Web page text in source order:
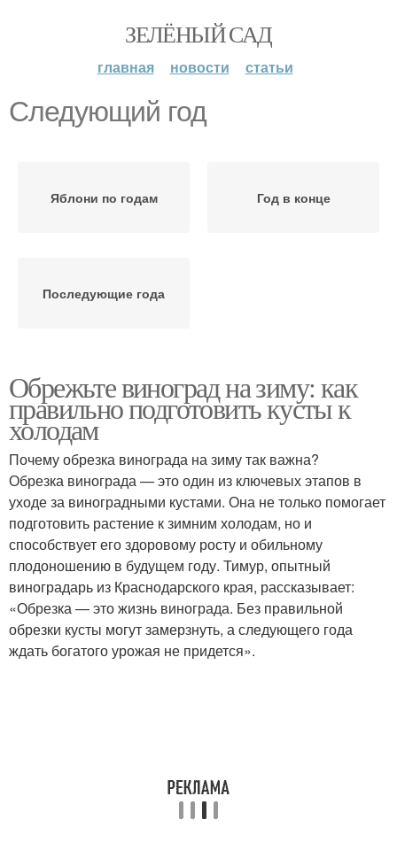
ЗЕЛЁНЫЙ САД
главная новости статьи
Следующий год
Яблони по годам Год в конце
Последующие года
Обрежьте виноград на зиму: как
правильно подготовить кусты к
холодам
Почему обрезка винограда на зиму так важна?
Обрезка винограда — это один из ключевых этапов в
уходе за виноградными кустами. Она не только помогает
подготовить растение к зимним холодам, но и
способствует его здоровому росту и обильному
плодоношению в будущем году. Тимур, опытный
виноградарь из Краснодарского края, рассказывает:
«Обрезка — это жизнь винограда. Без правильной
обрезки кусты могут замерзнуть, а следующего года
ждать богатого урожая не придется».